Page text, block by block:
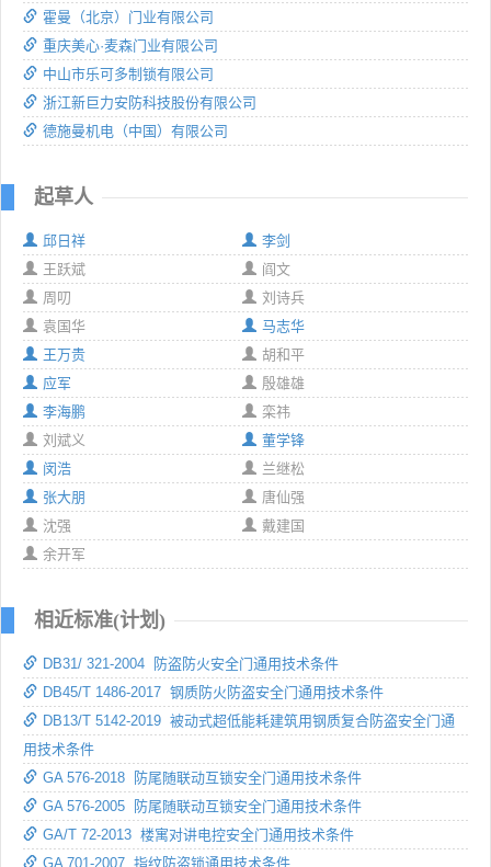
霍曼（北京）门业有限公司
重庆美心·麦森门业有限公司
中山市乐可多制锁有限公司
浙江新巨力安防科技股份有限公司
德施曼机电（中国）有限公司
起草人
邱日祥
李剑
王跃斌
阎文
周叨
刘诗兵
袁国华
马志华
王万贵
胡和平
应军
殷雄雄
李海鹏
栾祎
刘斌义
董学锋
闵浩
兰继松
张大朋
唐仙强
沈强
戴建国
余开军
相近标准(计划)
DB31/ 321-2004 防盗防火安全门通用技术条件
DB45/T 1486-2017 钢质防火防盗安全门通用技术条件
DB13/T 5142-2019 被动式超低能耗建筑用钢质复合防盗安全门通
用技术条件
GA 576-2018 防尾随联动互锁安全门通用技术条件
GA 576-2005 防尾随联动互锁安全门通用技术条件
GA/T 72-2013 楼寓对讲电控安全门通用技术条件
GA 701-2007 指纹防盗锁通用技术条件